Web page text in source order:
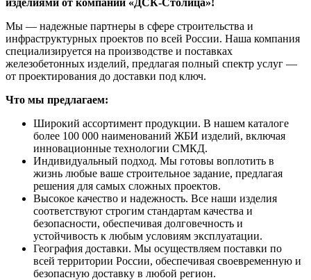
Мы — надежные партнеры в сфере строительства и
инфраструктурных проектов по всей России. Наша компания
специализируется на производстве и поставках
железобетонных изделий, предлагая полный спектр услуг —
от проектирования до доставки под ключ.
Что мы предлагаем:
Широкий ассортимент продукции. В нашем каталоге
более 100 000 наименований ЖБИ изделий, включая
инновационные технологии СМКД.
Индивидуальный подход. Мы готовы воплотить в
жизнь любые ваше строительное задание, предлагая
решения для самых сложных проектов.
Высокое качество и надежность. Все наши изделия
соответствуют строгим стандартам качества и
безопасности, обеспечивая долговечность и
устойчивость к любым условиям эксплуатации.
География доставки. Мы осуществляем поставки по
всей территории России, обеспечивая своевременную и
безопасную доставку в любой регион.